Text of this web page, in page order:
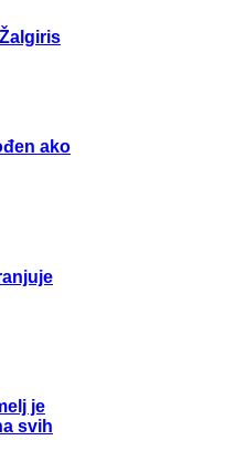
ako
je
svih